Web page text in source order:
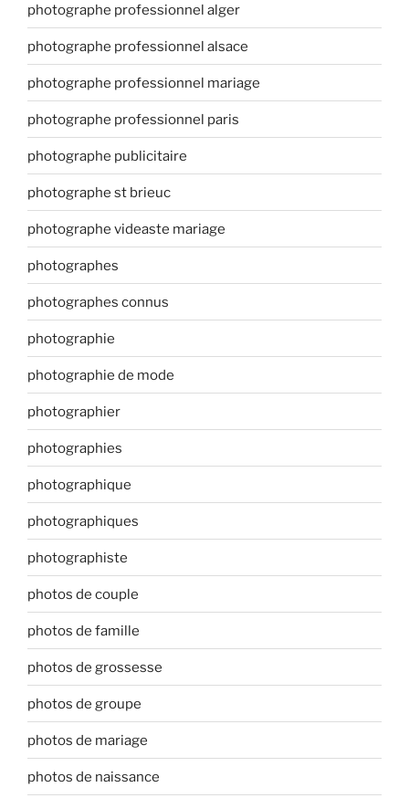
photographe professionnel alger
photographe professionnel alsace
photographe professionnel mariage
photographe professionnel paris
photographe publicitaire
photographe st brieuc
photographe videaste mariage
photographes
photographes connus
photographie
photographie de mode
photographier
photographies
photographique
photographiques
photographiste
photos de couple
photos de famille
photos de grossesse
photos de groupe
photos de mariage
photos de naissance